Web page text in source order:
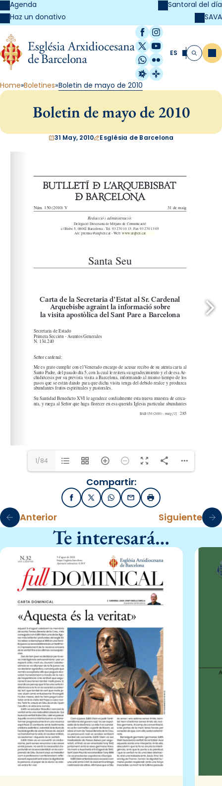
Agenda
Haz un donativo
Santoral del día
SAVA
Facebook
Instagram
X / Twitter
YouTube
WhatsApp
Flickr
Radio Estel
Catalunya
ES Buscar
Home Boletines Boletin de mayo de 2010
Boletin de mayo de 2010
31 May, 2010 Església de Barcelona
arqbcn.cat - Web: www.arqbcn.cat
1/84
Compartir:
FacebookX / TwitterWhatsApp
EmailImprimir
Anterior Siguiente
Te interesará…